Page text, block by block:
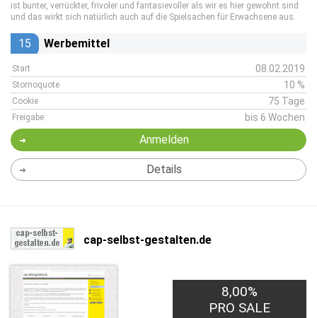
ist bunter, verrückter, frivoler und fantasievoller als wir es hier gewohnt sind
und das wirkt sich natürlich auch auf die Spielsachen für Erwachsene aus.
15 Werbemittel
Start 08.02.2019
Stornoquote 10 %
Cookie 75 Tage
Freigabe bis 6 Wochen
Anmelden
Details
cap-selbst-gestalten.de
8,00%
PRO SALE